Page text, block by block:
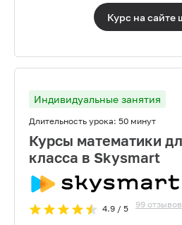
Курс на сайте
Индивидуальные занятия
Длительность урока: 50 минут
Курсы математики
класса в Skysmart
4.9/ 5 99 отзывов